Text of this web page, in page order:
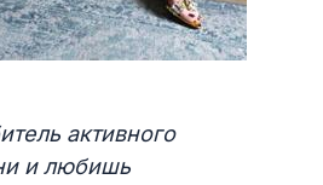
активного
и любишь